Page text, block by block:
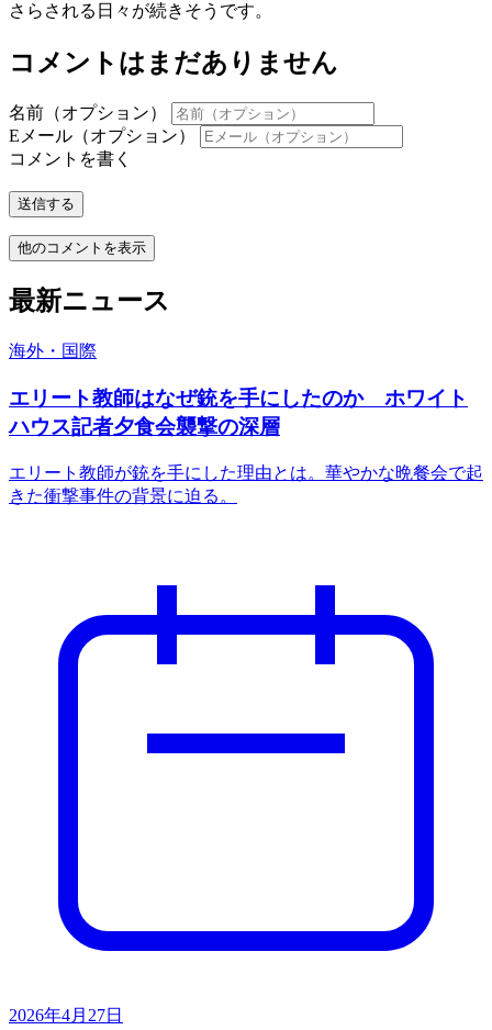
さらされる日々が続きそうです。
コメントはまだありません
名前（オプション）
Eメール（オプション）
コメントを書く
送信する
他のコメントを表示
最新ニュース
海外・国際
エリート教師はなぜ銃を手にしたのか ホワイト
ハウス記者夕食会襲撃の深層
エリート教師が銃を手にした理由とは。華やかな晩餐会で起
きた衝撃事件の背景に迫る。
2026年4月27日